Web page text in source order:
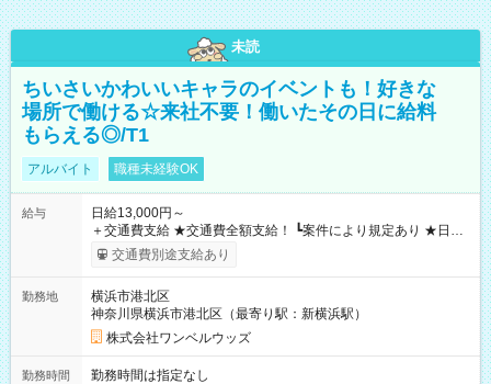
未読
ちいさいかわいいキャラのイベントも！好きな
場所で働ける☆来社不要！働いたその日に給料
もらえる◎/T1
アルバイト 職種未経験OK
給与
日給13,000円～
＋交通費支給 ★交通費全額支給！ ┗案件により規定あり ★日払
いOK！（規定あり） ┗働いたその日に現金GET♪ お仕事後はコ
ンビニATMから 日払い分を引き落とせます！ 【試用期間】試
交通費別途支給あり
勤務地
横浜市港北区
神奈川県横浜市港北区（最寄り駅：新横浜駅）
株式会社ワンベルウッズ
勤務時間
勤務時間は指定なし